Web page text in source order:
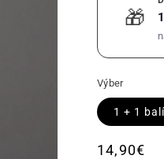
🎁
Výber
1 + 1
Obvyklá
14,90€